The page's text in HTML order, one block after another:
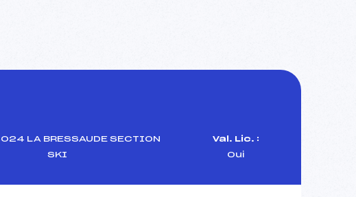
LA BRESSAUDE SECTION
SKI
Val. Lic. :
Oui